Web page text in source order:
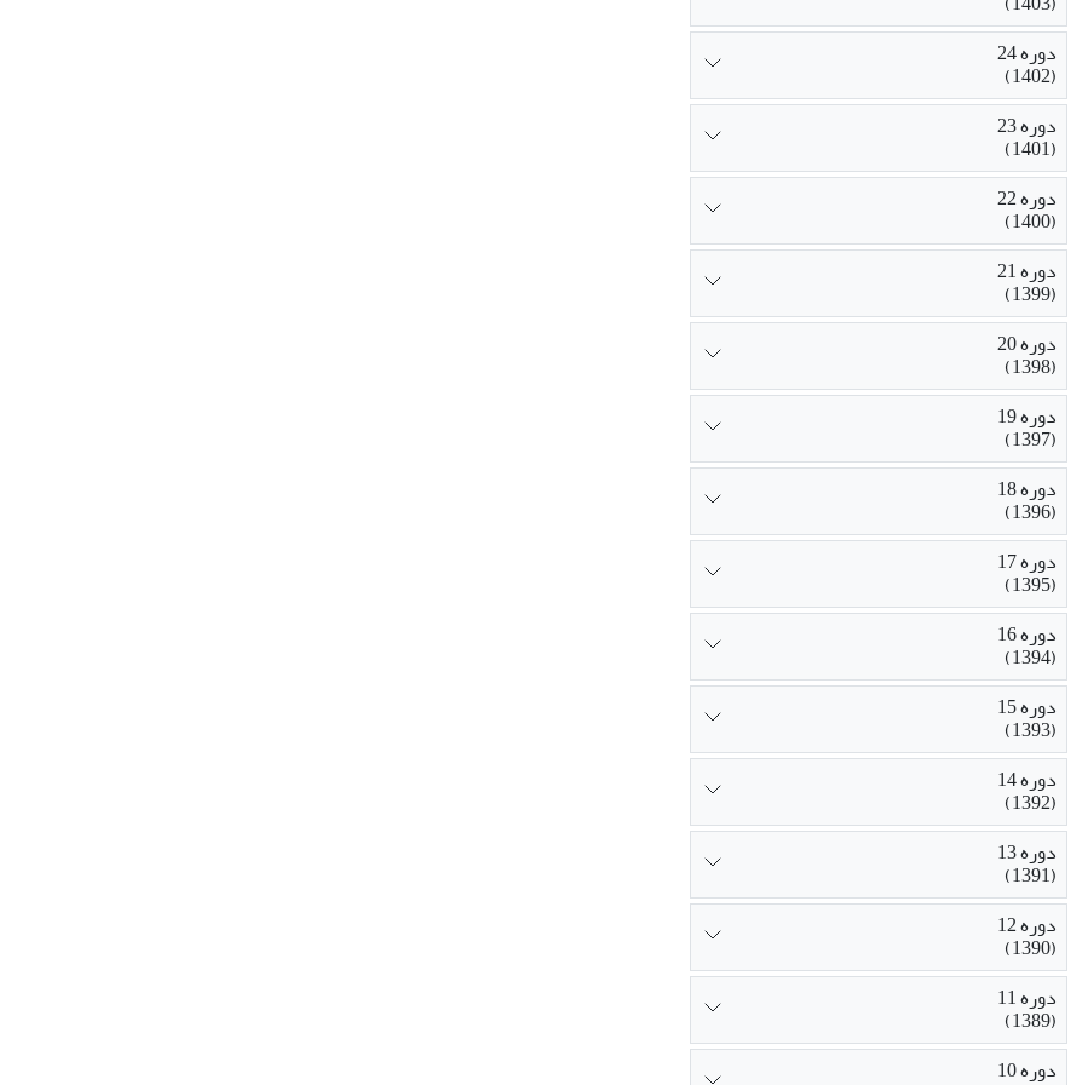
دوره 24
(1402)
دوره 23
(1401)
دوره 22
(1400)
دوره 21
(1399)
دوره 20
(1398)
دوره 19
(1397)
دوره 18
(1396)
دوره 17
(1395)
دوره 16
(1394)
دوره 15
(1393)
دوره 14
(1392)
دوره 13
(1391)
دوره 12
(1390)
دوره 11
(1389)
دوره 10